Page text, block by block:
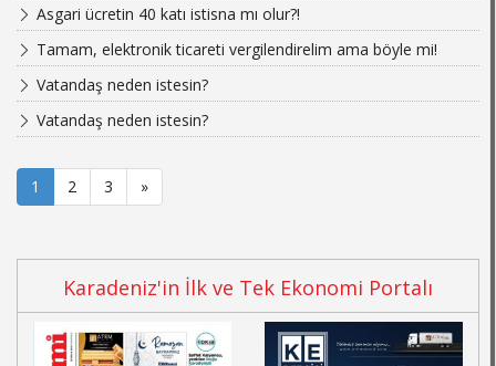
Asgari ücretin 40 katı istisna mı olur?!
Tamam, elektronik ticareti vergilendirelim ama böyle mi!
Vatandaş neden istesin?
Vatandaş neden istesin?
1 2 3 »
Karadeniz'in İlk ve Tek Ekonomi Portalı